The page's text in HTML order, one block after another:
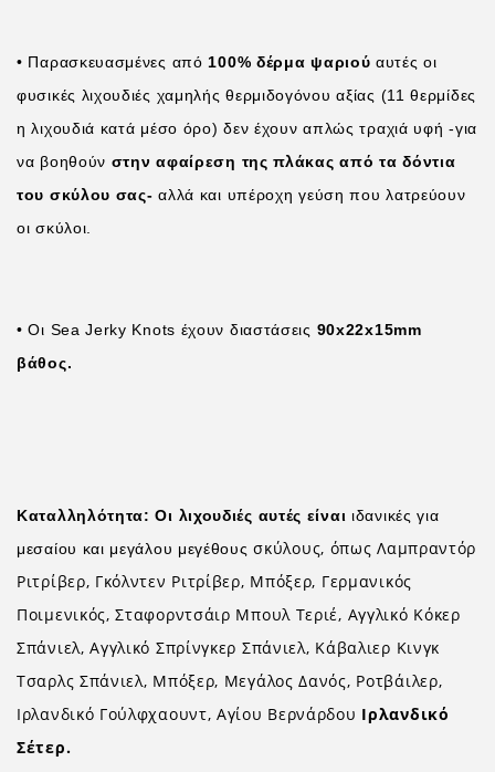
• Παρασκευασμένες από 100% δέρμα ψαριούαυτές οι
φυσικές λιχουδιές χαμηλής θερμιδογόνου αξίας (11 θερμίδες
η λιχουδιά κατά μέσο όρο) δεν έχουν απλώς τραχιά υφή -για
να βοηθούν στην αφαίρεση της πλάκας από τα δόντια
του σκύλου σας-αλλά και υπέροχη γεύση που λατρεύουν
οι σκύλοι.
• Οι Sea Jerky Knots έχουν διαστάσεις 90x22x15mm
βάθος.
Καταλληλότητα: Οι λιχουδιές αυτές είναι ιδανικές για
μεσαίου και μεγάλου μεγέθουςσκύλους, όπως Λαμπραντόρ
Ριτρίβερ, Γκόλντεν Ριτρίβερ, Μπόξερ, Γερμανικός
Ποιμενικός, Σταφορντσάιρ Μπουλ Τεριέ, Αγγλικό Κόκερ
Σπάνιελ, Αγγλικό Σπρίνγκερ Σπάνιελ, Κάβαλιερ Κινγκ
Τσαρλς Σπάνιελ, Μπόξερ, Μεγάλος Δανός, Ροτβάιλερ,
Ιρλανδικό Γούλφχαουντ, Αγίου Βερνάρδου Ιρλανδικό
Σέτερ.